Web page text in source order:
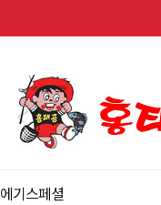
에기스페셜